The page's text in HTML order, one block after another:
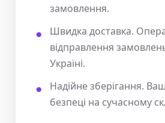
замовлення.
Швидка доставка.
відправлення
Україні.
Надійне зберігання.
безпеці на сучасному